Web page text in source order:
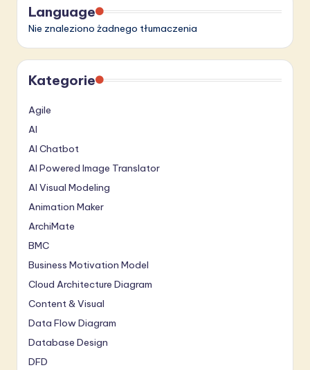
Language
Nie znaleziono żadnego tłumaczenia
Kategorie
Agile
AI
AI Chatbot
AI Powered Image Translator
AI Visual Modeling
Animation Maker
ArchiMate
BMC
Business Motivation Model
Cloud Architecture Diagram
Content & Visual
Data Flow Diagram
Database Design
DFD